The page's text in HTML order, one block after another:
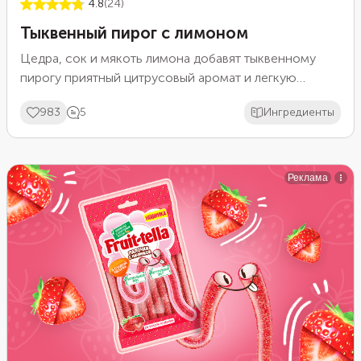
4.8(24)
Тыквенный пирог с лимоном
Цедра, сок и мякоть лимона добавят тыквенному
пирогу приятный цитрусовый аромат и легкую
осеннего овоща. Пара столовых ложек изюма
сделает выпечку еще ароматнее. Если хотите
вымочите изюм в коньяке или роме.
983 5 Ингредиенты